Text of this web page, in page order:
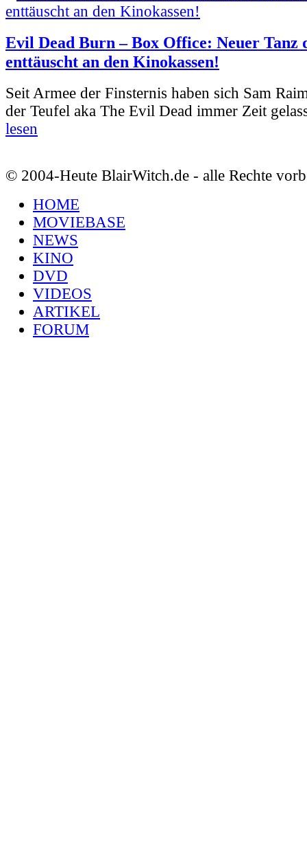
Evil Dead Burn – Box Office: Neuer Tanz
enttäuscht an den Kinokassen!
Seit Armee der Finsternis haben sich Sam
der Teufel aka The Evil Dead immer Zeit
lesen
© 2004-Heute BlairWitch.de - alle Rechte
HOME
MOVIEBASE
NEWS
KINO
DVD
VIDEOS
ARTIKEL
FORUM